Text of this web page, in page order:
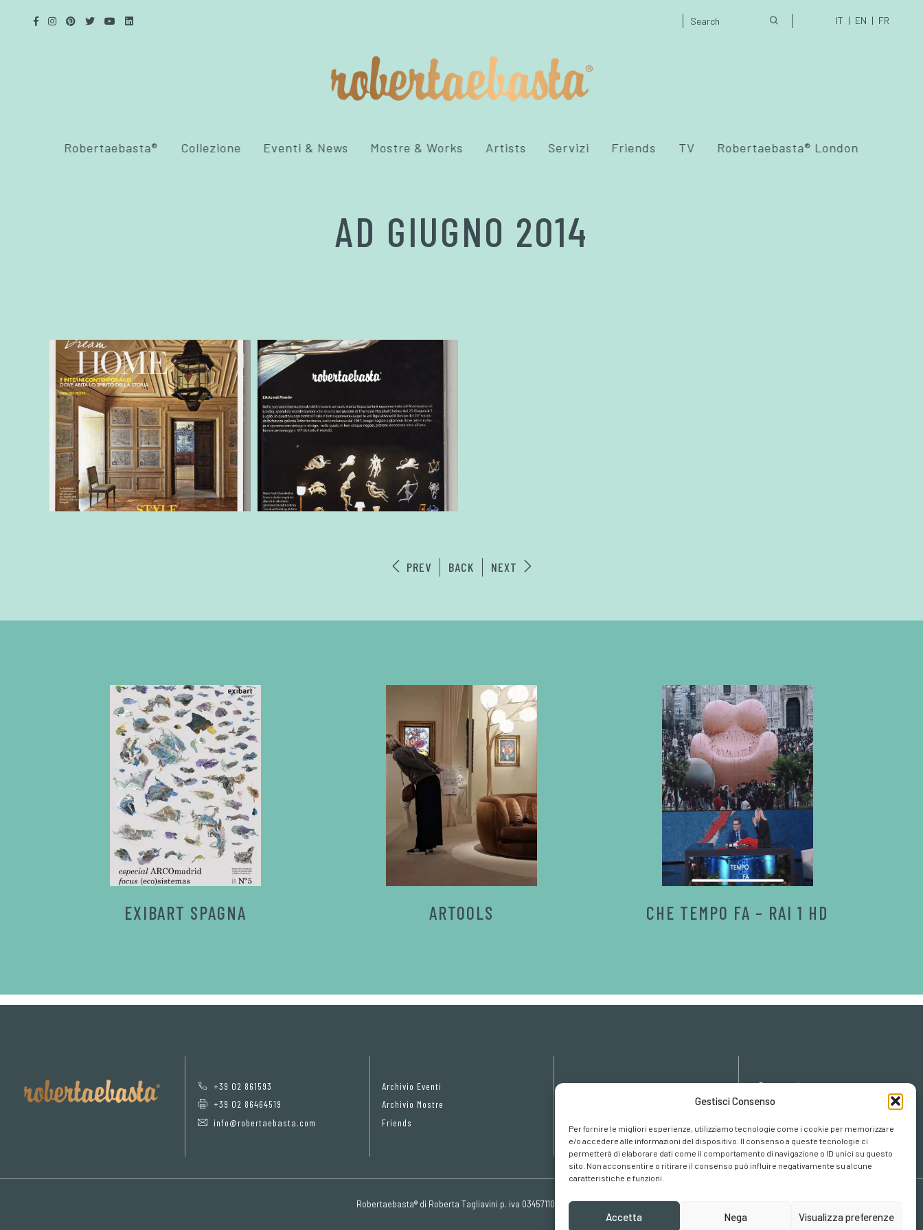
Gestisci Consenso
Per fornire le migliori esperienze, utilizziamo tecnologie come i cookie per memorizzare
e/o accedere alle informazioni del dispositivo. Il consenso a queste tecnologie ci
permetterà di elaborare dati come il comportamento di navigazione o ID unici su questo
sito. Non acconsentire o ritirare il consenso può influire negativamente su alcune
caratteristiche e funzioni.
Accetta Nega Visualizza preferenze
IT EN FR
Robertaebasta® Collezione Eventi & News Mostre & Works Artists Servizi Friends TV Robertaebasta® London
AD GIUGNO 2014
PREV BACK NEXT
EXIBART SPAGNA ARTOOLS CHE TEMPO FA – RAI 1 HD
+39 02 861593
+39 02 86464519
info@robertaebasta.com
Archivio Eventi
Archivio Mostre
Friends
Privacy Policy
Robertaebasta® di Roberta Tagliavini p. iva 03457110157